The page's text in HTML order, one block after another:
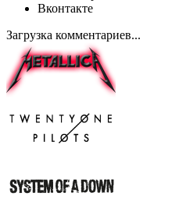
Вконтакте
Загрузка комментариев...